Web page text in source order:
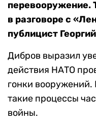
перевооружение.
в разговоре с
публицист
Дибров выразил
действия НАТО
гонки вооружений.
такие процессы
войны.